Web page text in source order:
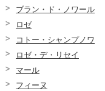
ブラン・ド・ノワール
ロゼ
コトー・シャンプノワ
ロゼ・デ・リセイ
マール
フィーヌ